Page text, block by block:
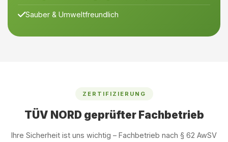
Sauber & Umweltfreundlich
ZERTIFIZIERUNG
TÜV NORD geprüfter Fachbetrieb
Ihre Sicherheit ist uns wichtig – Fachbetrieb nach § 62 AwSV